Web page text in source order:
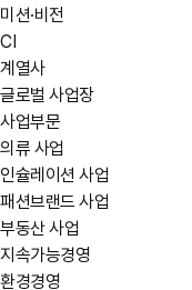
미션·비전
CI
계열사
글로벌 사업장
사업부문
의류 사업
인슐레이션 사업
패션브랜드 사업
부동산 사업
지속가능경영
환경경영